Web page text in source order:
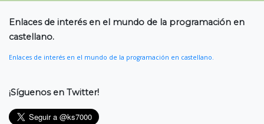
Enlaces de interés en el mundo de la programación en
castellano.
Enlaces de interés en el mundo de la programación en castellano.
¡Síguenos en Twitter!